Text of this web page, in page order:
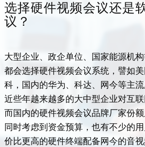
选择硬件视频会议还是
议？
大型企业、政企单位、国家能源机构
都会选择硬件视频会议系统，譬如
科，国内的华为、科达、网今等主
近些年越来越多的大中型企业对互联
而国内的硬件视频会议品牌厂家份额
同时考虑到资金预算，也有不少的
价比更高的硬件终端配备网今的音